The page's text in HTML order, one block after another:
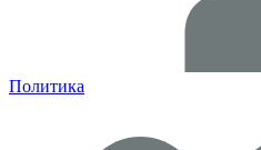
Политика